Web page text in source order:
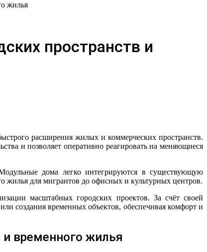
жилья
пространств и
расширения жилых и коммерческих пространств.
и позволяет оперативно реагировать на меняющиеся
жилья для мигрантов до офисных и культурных центров.
масштабных городских проектов. За счёт своей
создания временных объектов, обеспечивая комфорт и
временного жилья